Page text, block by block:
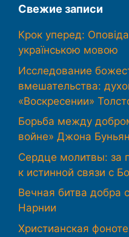
Свежие записи
Крок уперед:
українською мовою
Исследование
вмешательства:
«Воскресении»
Борьба между
войне» Джона
Сердце молитвы: за
к истинной связи с
Вечная битва добра
Нарнии
Христианская